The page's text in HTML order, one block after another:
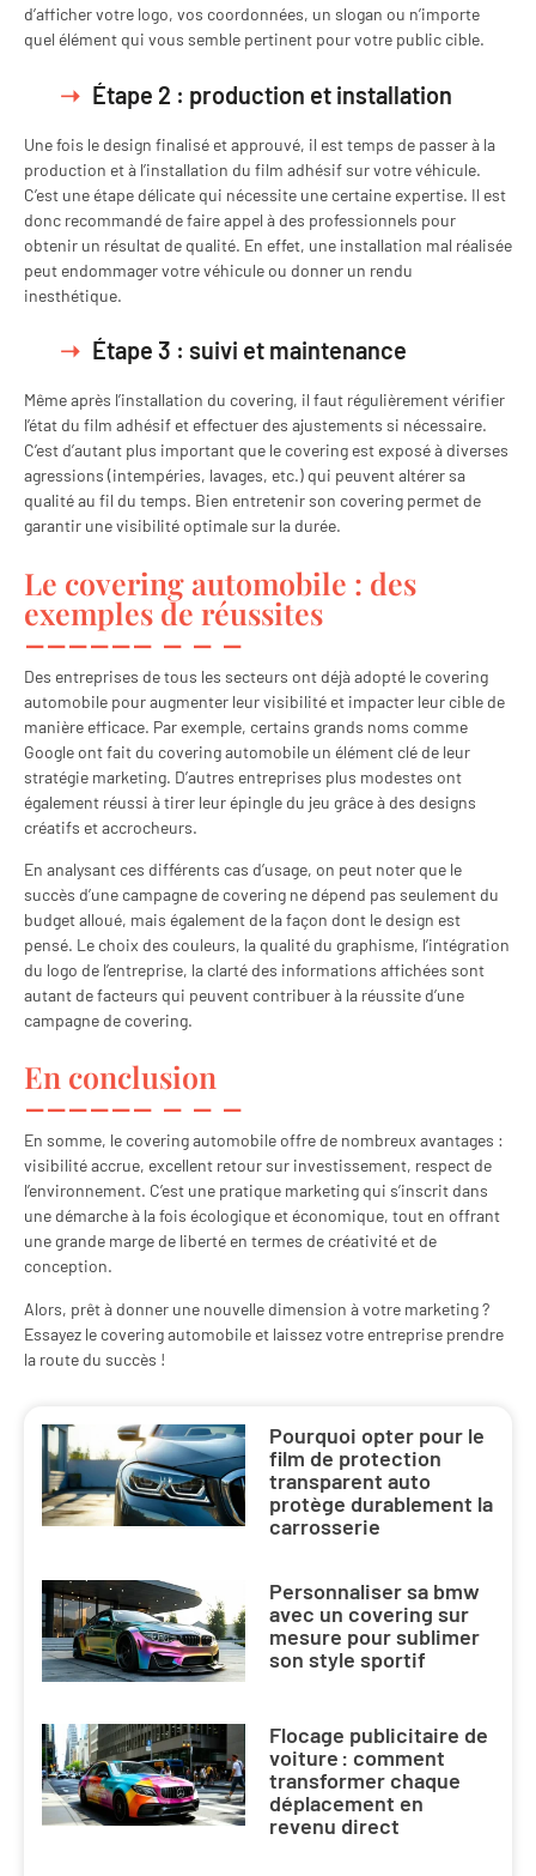
d’afficher votre logo, vos coordonnées, un slogan ou n’importe
quel élément qui vous semble pertinent pour votre public cible.
Étape 2 : production et installation
Une fois le design finalisé et approuvé, il est temps de passer à la
production et à l’installation du film adhésif sur votre véhicule.
C’est une étape délicate qui nécessite une certaine expertise. Il est
donc recommandé de faire appel à des professionnels pour
obtenir un résultat de qualité. En effet, une installation mal réalisée
peut endommager votre véhicule ou donner un rendu
inesthétique.
Étape 3 : suivi et maintenance
Même après l’installation du covering, il faut régulièrement vérifier
l’état du film adhésif et effectuer des ajustements si nécessaire.
C’est d’autant plus important que le covering est exposé à diverses
agressions (intempéries, lavages, etc.) qui peuvent altérer sa
qualité au fil du temps. Bien entretenir son covering permet de
garantir une visibilité optimale sur la durée.
Le covering automobile : des
exemples de réussites
Des entreprises de tous les secteurs ont déjà adopté le covering
automobile pour augmenter leur visibilité et impacter leur cible de
manière efficace. Par exemple, certains grands noms comme
Google ont fait du covering automobile un élément clé de leur
stratégie marketing. D’autres entreprises plus modestes ont
également réussi à tirer leur épingle du jeu grâce à des designs
créatifs et accrocheurs.
En analysant ces différents cas d’usage, on peut noter que le
succès d’une campagne de covering ne dépend pas seulement du
budget alloué, mais également de la façon dont le design est
pensé. Le choix des couleurs, la qualité du graphisme, l’intégration
du logo de l’entreprise, la clarté des informations affichées sont
autant de facteurs qui peuvent contribuer à la réussite d’une
campagne de covering.
En conclusion
En somme, le covering automobile offre de nombreux avantages :
visibilité accrue, excellent retour sur investissement, respect de
l’environnement. C’est une pratique marketing qui s’inscrit dans
une démarche à la fois écologique et économique, tout en offrant
une grande marge de liberté en termes de créativité et de
conception.
Alors, prêt à donner une nouvelle dimension à votre marketing ?
Essayez le covering automobile et laissez votre entreprise prendre
la route du succès !
Pourquoi opter pour le
film de protection
transparent auto
protège durablement la
carrosserie
Personnaliser sa bmw
avec un covering sur
mesure pour sublimer
son style sportif
Flocage publicitaire de
voiture : comment
transformer chaque
déplacement en
revenu direct